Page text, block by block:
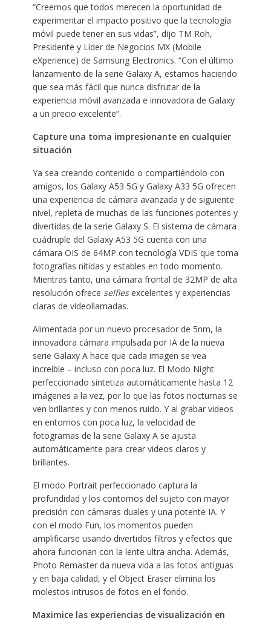
“Creemos que todos merecen la oportunidad de
experimentar el impacto positivo que la tecnología
móvil puede tener en sus vidas”, dijo TM Roh,
Presidente y Líder de Negocios MX (Mobile
eXperience) de Samsung Electronics. “Con el último
lanzamiento de la serie Galaxy A, estamos haciendo
que sea más fácil que nunca disfrutar de la
experiencia móvil avanzada e innovadora de Galaxy
a un precio excelente”.
Capture una toma impresionante en cualquier
situación
Ya sea creando contenido o compartiéndolo con
amigos, los Galaxy A53 5G y Galaxy A33 5G ofrecen
una experiencia de cámara avanzada y de siguiente
nivel, repleta de muchas de las funciones potentes y
divertidas de la serie Galaxy S. El sistema de cámara
cuádruple del Galaxy A53 5G cuenta con una
cámara OIS de 64MP con tecnología VDIS que toma
fotografías nítidas y estables en todo momento.
Mientras tanto, una cámara frontal de 32MP de alta
resolución ofrece selfiesexcelentes y experiencias
claras de videollamadas.
Alimentada por un nuevo procesador de 5nm, la
innovadora cámara impulsada por IA de la nueva
serie Galaxy A hace que cada imagen se vea
increíble – incluso con poca luz. El Modo Night
perfeccionado sintetiza automáticamente hasta 12
imágenes a la vez, por lo que las fotos nocturnas se
ven brillantes y con menos ruido. Y al grabar videos
en entornos con poca luz, la velocidad de
fotogramas de la serie Galaxy A se ajusta
automáticamente para crear videos claros y
brillantes.
El modo Portrait perfeccionado captura la
profundidad y los contornos del sujeto con mayor
precisión con cámaras duales y una potente IA. Y
con el modo Fun, los momentos pueden
amplificarse usando divertidos filtros y efectos que
ahora funcionan con la lente ultra ancha. Además,
Photo Remaster da nueva vida a las fotos antiguas
y en baja calidad, y el Object Eraser elimina los
molestos intrusos de fotos en el fondo.
Maximice las experiencias de visualización en